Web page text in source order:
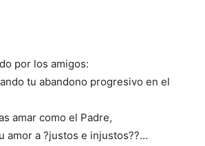
por los amigos:
tu abandono progresivo en el
amar como el Padre,
amor a ?justos e injustos??…